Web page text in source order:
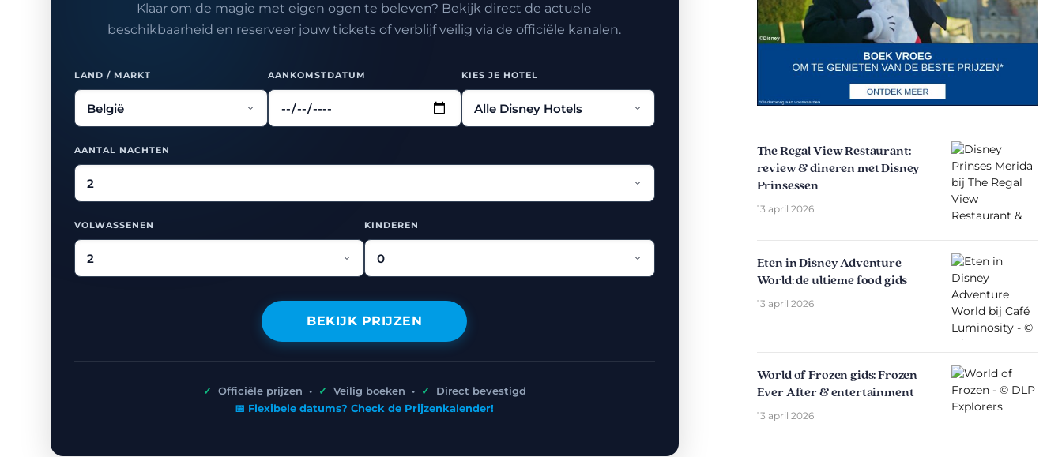
Klaar om de magie met eigen ogen te beleven? Bekijk direct de actuele
beschikbaarheid en reserveer jouw tickets of verblijf veilig via de officiële kanalen.
LAND / MARKT AANKOMSTDATUM KIES JE HOTEL
AANTAL NACHTEN
VOLWASSENEN KINDEREN
BEKIJK PRIJZEN
✓ Officiële prijzen • ✓ Veilig boeken • ✓
Direct bevestigd
📅 Flexibele datums? Check de Prijzenkalender!
The Regal View Restaurant:
review & dineren met Disney
Prinsessen
13 april 2026
Eten in Disney Adventure
World: de ultieme food gids
13 april 2026
World of Frozen gids: Frozen
Ever After & entertainment
13 april 2026